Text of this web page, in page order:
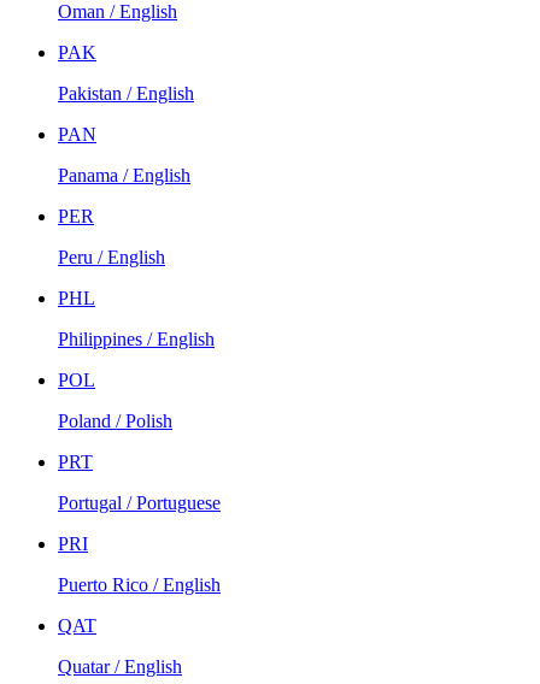
Oman / English
PAK
Pakistan / English
PAN
Panama / English
PER
Peru / English
PHL
Philippines / English
POL
Poland / Polish
PRT
Portugal / Portuguese
PRI
Puerto Rico / English
QAT
Quatar / English